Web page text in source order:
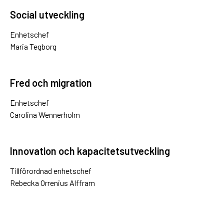
Social utveckling
Enhetschef
Maria Tegborg
Fred och migration
Enhetschef
Carolina Wennerholm
Innovation och kapacitetsutveckling
Tillförordnad enhetschef
Rebecka Orrenius Alffram